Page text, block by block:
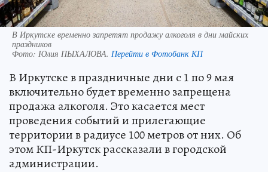
В Иркутске временно запретят продажу алкоголя в дни майских
праздников
Фото: Юлия ПЫХАЛОВА. Перейти в Фотобанк КП
В Иркутске в праздничные дни с 1 по 9 мая
включительно будет временно запрещена
продажа алкоголя. Это касается мест
проведения событий и прилегающие
территории в радиусе 100 метров от них. Об
этом КП-Иркутск рассказали в городской
администрации.